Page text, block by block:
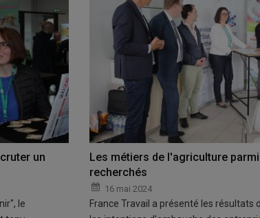
un
le
Les métiers de l'agriculture
recherchés
16 mai 2024
France Travail a présenté les résultats